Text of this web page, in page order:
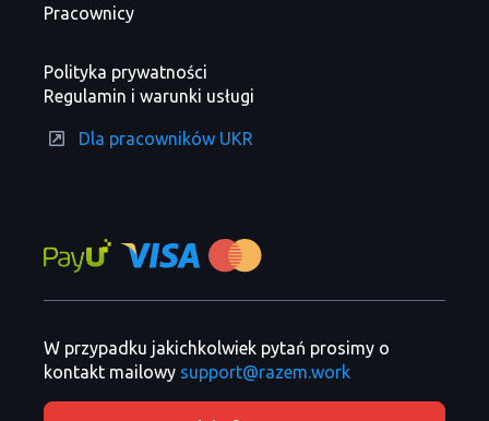
Pracownicy
Polityka prywatności
Regulamin i warunki usługi
Dla pracowników UKR
W przypadku jakichkolwiek pytań prosimy o
kontakt mailowy support@razem.work